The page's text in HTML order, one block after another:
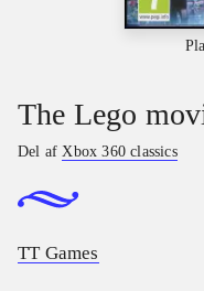
The Lego
Del af Xbox 360 classics
TT Games